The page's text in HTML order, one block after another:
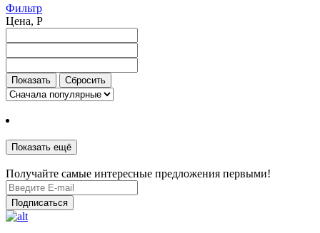
Фильтр
Цена, Р
Показать Сбросить
Показать ещё
Получайте самые интересные предложения первыми!
Подписаться